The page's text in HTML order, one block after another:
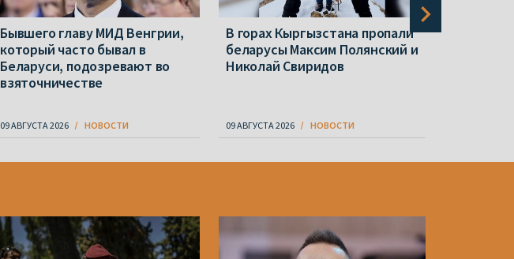
Бывшего главу МИД Венгрии,
который часто бывал в
Беларуси, подозревают во
взяточничестве
09 АВГУСТА 2026 НОВОСТИ
В горах Кыргызстана пропали
беларусы Максим Полянский и
Николай Свиридов
09 АВГУСТА 2026 НОВОСТИ